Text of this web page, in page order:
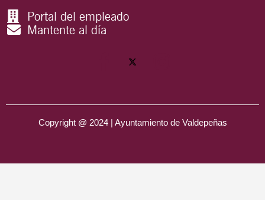
Portal del empleado
Mantente al día
Copyright @ 2024 | Ayuntamiento de Valdepeñas